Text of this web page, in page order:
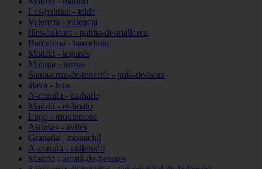
Las-palmas - telde
Valencia - valencia
Illes-balears - palma-de-mallorca
Barcelona - barcelona
Madrid - leganés
Málaga - torrox
Santa-cruz-de-tenerife - guía-de-isora
álava - leza
A-coruña - carballo
Madrid - el-boalo
Lugo - monterroso
Asturias - avilés
Granada - monachil
A-coruña - culleredo
Madrid - alcalá-de-henares